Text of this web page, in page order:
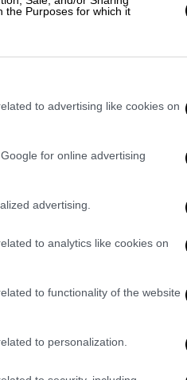
the Purposes for which it
to advertising like cookies on
for online advertising
advertising.
to analytics like cookies on
to functionality of the website
to personalization.
σας στην Ελλάδα,
ο κ. Κοχ.
εύκολη»
λόγο για
σημειώσει η
χώρες μας
συχνά στο
ότι πολλοί
Ελλάδα θα
σημείωσε ο κ.
και η
η
για